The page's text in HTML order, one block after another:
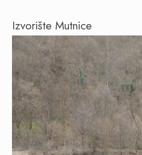
Izvorište Mutnice